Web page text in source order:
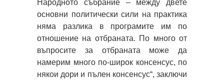
Народното събрание – между двете
основни политически сили на практика
няма разлика в програмите им по
отношение на отбраната. По много от
въпросите за отбраната може да
намерим много по-широк консенсус, по
някои дори и пълен консенсус“, заключи